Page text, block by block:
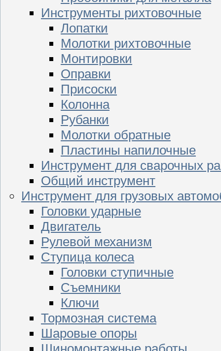
Инструменты рихтовочные
Лопатки
Молотки рихтовочные
Монтировки
Оправки
Присоски
Колонна
Рубанки
Молотки обратные
Пластины напилочные
Инструмент для сварочных
Общий инструмент
Инструмент для грузовых
Головки ударные
Двигатель
Рулевой механизм
Ступица колеса
Головки ступичные
Съемники
Ключи
Тормозная система
Шаровые опоры